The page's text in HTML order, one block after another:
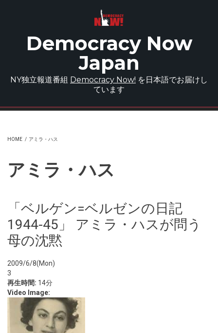
Democracy Now
Japan
NY独立報道番組 Democracy Now! を日本語でお届けし
ています
HOME / アミラ・ハス
アミラ・ハス
「ベルゲン=ベルゼンの日記
1944-45」 アミラ・ハスが問う
母の沈黙
2009/6/8(Mon)
3
再生時間: 14分
Video Image: